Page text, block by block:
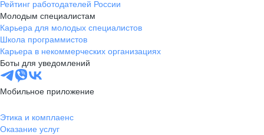
Рейтинг работодателей России
Молодым специалистам
Карьера для молодых специалистов
Школа программистов
Карьера в некоммерческих организациях
Боты для уведомлений
Мобильное приложение
Этика и комплаенс
Оказание услуг